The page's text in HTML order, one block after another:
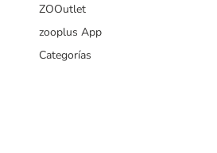
ZOOutlet
zooplus App
Categorías